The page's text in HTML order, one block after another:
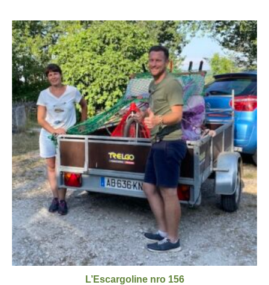
L’Escargoline nro 156